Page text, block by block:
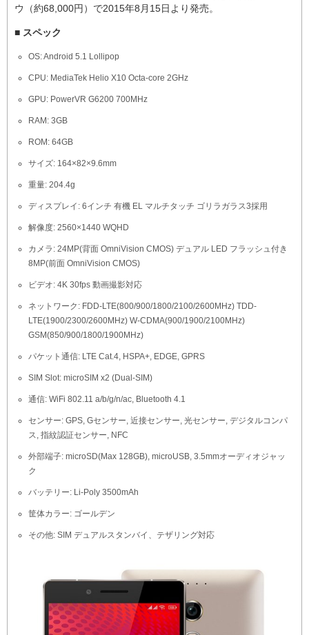
ウ（約68,000円）で2015年8月15日より発売。
■ スペック
OS: Android 5.1 Lollipop
CPU: MediaTek Helio X10 Octa-core 2GHz
GPU: PowerVR G6200 700MHz
RAM: 3GB
ROM: 64GB
サイズ: 164×82×9.6mm
重量: 204.4g
ディスプレイ: 6インチ 有機 EL マルチタッチ ゴリラガラス3採用
解像度: 2560×1440 WQHD
カメラ: 24MP(背面 OmniVision CMOS) デュアル LED フラッシュ付き
8MP(前面 OmniVision CMOS)
ビデオ: 4K 30fps 動画撮影対応
ネットワーク: FDD-LTE(800/900/1800/2100/2600MHz) TDD-
LTE(1900/2300/2600MHz) W-CDMA(900/1900/2100MHz)
GSM(850/900/1800/1900MHz)
パケット通信: LTE Cat.4, HSPA+, EDGE, GPRS
SIM Slot: microSIM x2 (Dual-SIM)
通信: WiFi 802.11 a/b/g/n/ac, Bluetooth 4.1
センサー: GPS, Gセンサー, 近接センサー, 光センサー, デジタルコンパ
ス, 指紋認証センサー, NFC
外部端子: microSD(Max 128GB), microUSB, 3.5mmオーディオジャッ
ク
バッテリー: Li-Poly 3500mAh
筐体カラー: ゴールデン
その他: SIM デュアルスタンバイ、テザリング対応